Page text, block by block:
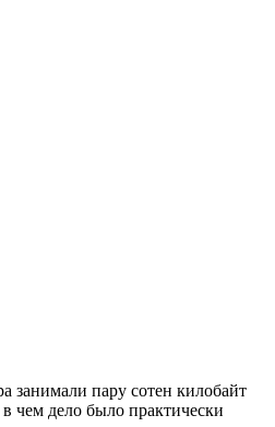
занимали пару сотен килобайт
чем дело было практически